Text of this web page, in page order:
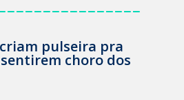
pulseira pra
choro dos